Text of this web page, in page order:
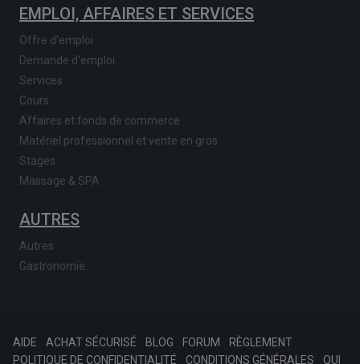
EMPLOI, AFFAIRES ET SERVICES
Offre d'emploi
Demande d'emploi
Services
Cours
Affaires et fonds de commerce
Matériel professionnel et vente en gros
Stages
Massage & SPA
AUTRES
Autres
Gastronomie
AIDE ACHAT SÉCURISÉ BLOG FORUM
RÈGLEMENT
POLITIQUE DE CONFIDENTIALITÉ
CONDITIONS GÉNÉRALES QUI